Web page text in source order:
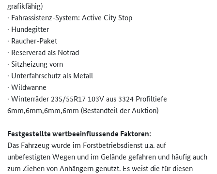
grafikfähig)
· Fahrassistenz-System: Active City Stop
· Hundegitter
· Raucher-Paket
· Reserverad als Notrad
· Sitzheizung vorn
· Unterfahrschutz als Metall
· Wildwanne
· Winterräder 235/55R17 103V aus 3324 Profiltiefe
6mm,6mm,6mm,6mm (Bestandteil der Auktion)
Festgestellte wertbeeinflussende Faktoren:
Das Fahrzeug wurde im Forstbetriebsdienst u.a. auf
unbefestigten Wegen und im Gelände gefahren und häufig auch
zum Ziehen von Anhängern genutzt. Es weist die für diesen